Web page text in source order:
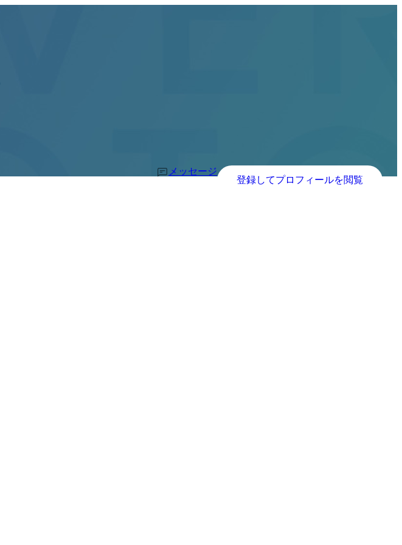
メッセージ
登録してプロフィールを閲覧